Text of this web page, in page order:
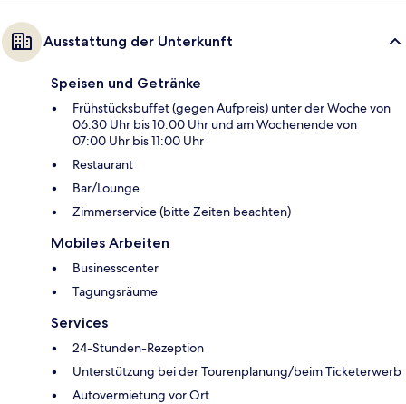
Ausstattung der Unterkunft
Speisen und Getränke
Frühstücksbuffet (gegen Aufpreis) unter der Woche von
06:30 Uhr bis 10:00 Uhr und am Wochenende von
07:00 Uhr bis 11:00 Uhr
Restaurant
Bar/Lounge
Zimmerservice (bitte Zeiten beachten)
Mobiles Arbeiten
Businesscenter
Tagungsräume
Services
24-Stunden-Rezeption
Unterstützung bei der Tourenplanung/beim Ticketerwerb
Autovermietung vor Ort